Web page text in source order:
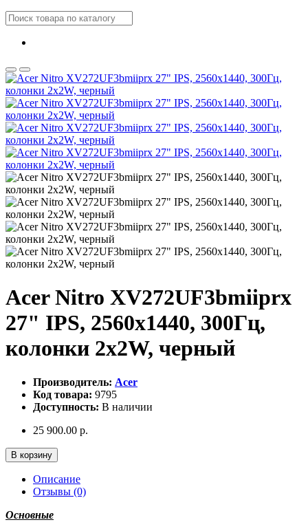
Acer Nitro XV272UF3bmiiprx
27" IPS, 2560x1440, 300Гц,
колонки 2х2W, черный
Производитель: Acer
Код товара: 9795
Доступность: В наличии
25 900.00 р.
В корзину
Описание
Отзывы (0)
Основные